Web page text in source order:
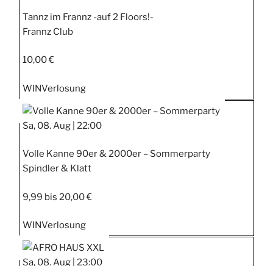
Tannz im Frannz -auf 2 Floors!-
Frannz Club
10,00 €
WINVerlosung
Sa, 08. Aug | 22:00
Volle Kanne 90er & 2000er – Sommerparty
Spindler & Klatt
9,99 bis 20,00 €
WINVerlosung
Sa, 08. Aug | 23:00